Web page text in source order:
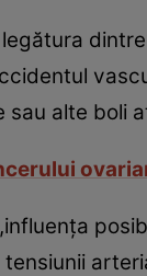
sau alte boli